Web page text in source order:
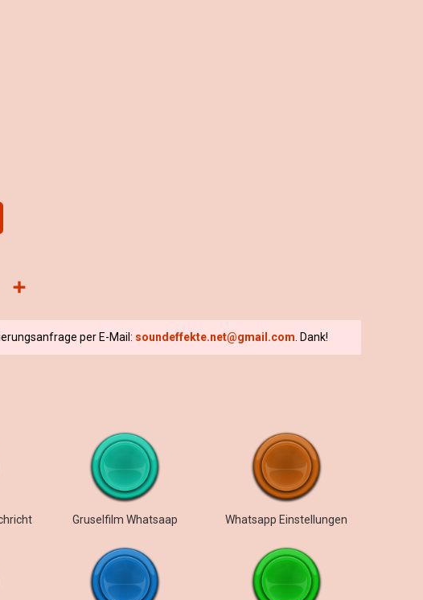
per E-Mail: soundeffekte.net@gmail.com . Dank!
Gruselfilm Whatsaap Whatsapp Einstellungen